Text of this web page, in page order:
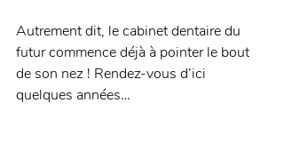
Autrement dit, le cabinet dentaire du
futur commence déjà à pointer le bout
de son nez ! Rendez-vous d’ici
quelques années…